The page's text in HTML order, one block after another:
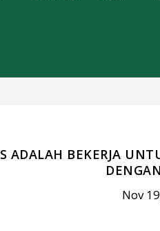
ADALAH BEKERJA
Nov